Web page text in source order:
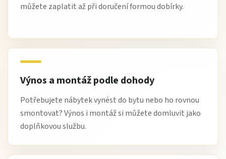
můžete zaplatit až při doručení formou dobírky.
Výnos a montáž podle dohody
Potřebujete nábytek vynést do bytu nebo ho rovnou
smontovat? Výnos i montáž si můžete domluvit jako
doplňkovou službu.